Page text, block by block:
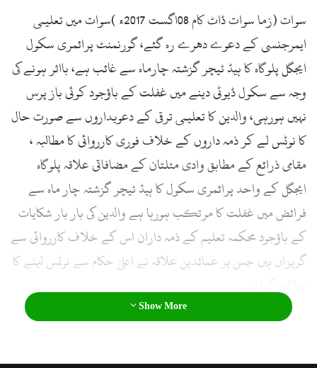
سوات (زما سوات ڈاٹ کام 08اگست 2017ء )سوات میں تعلیمی
ایمرجنسی کے دعوے دھرے رہ گئے، گورنمنٹ پرائمری سکول
ایجگل پلوگاہ کا ہیڈ ٹیچر گزشتہ چارماہ سے غائب ہے، بااثر ہونے کی
وجہ سے سکول ڈیوٹی دینے میں غفلت کے باؤجود کوئی باز پرس
نہیں ہورہی، والدین کا تعلیمی ترقی کے دعویداروں سے صورت حال
کا نوٹس لے کر ذمہ داروں کے خلاف فوری کارروائی کا مطالبہ ،
مقامی ذرائع کے مطابق وادی مٹلتان کے مضافاتی علاقہ پلوگاہ
ایجگل کے واحد پرائمری سکول کا ہیڈ ٹیچر گزشتہ چار ماہ سے
فرائض میں غفلت کا مرتکب ہورہا ہے والدین کی بار بار شکایات
کے باؤجود محکمہ تعلیم کے ذمہ داران اس کے خلاف کارروائی سے
گریزاں ہیں جس پر عمائدین علاقہ نے اعلیٰ حکام سے نوٹس لینے کا
Show More